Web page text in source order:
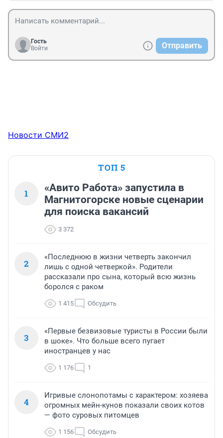
Гость
Войти
Отправить
Новости СМИ2
ТОП 5
1
«Авито Работа» запустила в
Магнитогорске новые сценарии
для поиска вакансий
3 372
2
«Последнюю в жизни четверть закончил
лишь с одной четверкой». Родители
рассказали про сына, который всю жизнь
боролся с раком
1 415 Обсудить
3
«Первые безвизовые туристы в России были
в шоке». Что больше всего пугает
иностранцев у нас
1 176 1
4
Игривые слонопотамы с характером: хозяева
огромных мейн-кунов показали своих котов
— фото суровых питомцев
1 156 Обсудить